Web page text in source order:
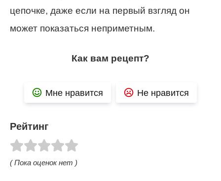
цепочке, даже если на первый взгляд он
может показаться неприметным.
Как вам рецепт?
Мне нравится Не нравится
Рейтинг
( Пока оценок нет )